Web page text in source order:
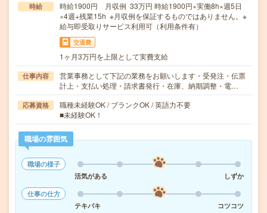
時給
時給1900円 月収例 33万円 時給1900円×実働8h×週5日
×4週+残業15h ※月収例を保証するものではありません。※
給与即受取りサービス利用可（利用条件有）
交通費
1ヶ月3万円を上限として実費支給
仕事内容
営業事務として下記の業務をお願いします・受発注・伝票
計上・支払い処理・請求書発行・在庫、納期調整・電…
応募資格
職種未経験OK / ブランクOK / 英語力不要
■未経験OK！
職場の雰囲気
職場の様子
活気がある
しずか
仕事の仕方
テキパキ
コツコツ